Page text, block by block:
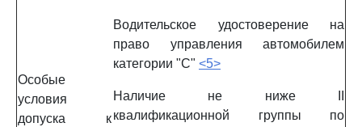
Особые
условия
допуска к
Водительское удостоверение на
право управления автомобилем
категории "C" <5>
Наличие не ниже II
квалификационной группы по